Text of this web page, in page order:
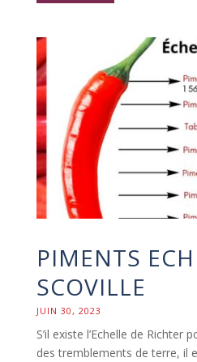
PIMENTS
SCOVILLE
JUIN 30, 2023
S’il existe l’Echelle de Richter
des tremblements de terre, il